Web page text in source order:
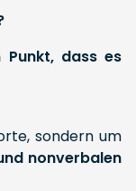
dass es
sondern um
nonverbalen